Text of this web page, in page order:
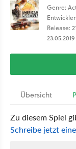
Genre:
Release:
Übersicht
Zu diesem Spiel
Schreibe jetzt